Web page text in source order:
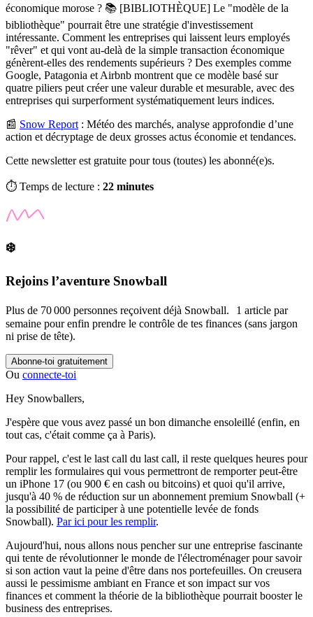
économique morose ? 📚 [BIBLIOTHÈQUE] Le "modèle de la
bibliothèque" pourrait être une stratégie d'investissement
intéressante. Comment les entreprises qui laissent leurs employés
"rêver" et qui vont au-delà de la simple transaction économique
génèrent-elles des rendements supérieurs ? Des exemples comme
Google, Patagonia et Airbnb montrent que ce modèle basé sur
quatre piliers peut créer une valeur durable et mesurable, avec des
entreprises qui surperforment systématiquement leurs indices.
📰 Snow Report : Météo des marchés, analyse approfondie d’une
action et décryptage de deux grosses actus économie et tendances.
Cette newsletter est gratuite pour tous (toutes) les abonné(e)s.
⏱️ Temps de lecture : 22 minutes
❄️
Rejoins l’aventure Snowball
Plus de 70 000 personnes reçoivent déjà Snowball. 1 article par
semaine pour enfin prendre le contrôle de tes finances (sans jargon
ni prise de tête).
Abonne-toi gratuitement
Ou connecte-toi
Hey Snowballers,
J'espère que vous avez passé un bon dimanche ensoleillé (enfin, en
tout cas, c'était comme ça à Paris).
Pour rappel, c'est le last call du last call, il reste quelques heures pour
remplir les formulaires qui vous permettront de remporter peut-être
un iPhone 17 (ou 900 € en cash ou bitcoins) et quoi qu'il arrive,
jusqu'à 40 % de réduction sur un abonnement premium Snowball (+
la possibilité de participer à une potentielle levée de fonds
Snowball). Par ici pour les remplir.
Aujourd'hui, nous allons nous pencher sur une entreprise fascinante
qui tente de révolutionner le monde de l'électroménager pour savoir
si son action vaut la peine d'être dans nos portefeuilles. On creusera
aussi le pessimisme ambiant en France et son impact sur vos
finances et comment la théorie de la bibliothèque pourrait booster le
business des entreprises.